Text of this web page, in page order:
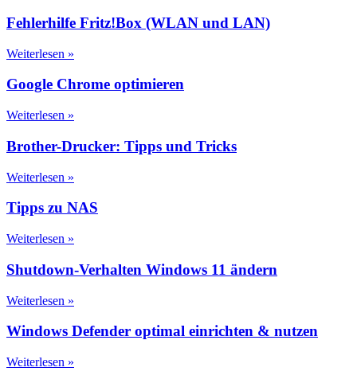
Fehlerhilfe Fritz!Box (WLAN und LAN)
Weiterlesen »
Google Chrome optimieren
Weiterlesen »
Brother-Drucker: Tipps und Tricks
Weiterlesen »
Tipps zu NAS
Weiterlesen »
Shutdown-Verhalten Windows 11 ändern
Weiterlesen »
Windows Defender optimal einrichten & nutzen
Weiterlesen »